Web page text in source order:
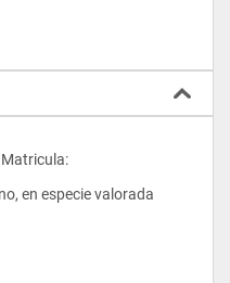
Matricula:
en especie valorada